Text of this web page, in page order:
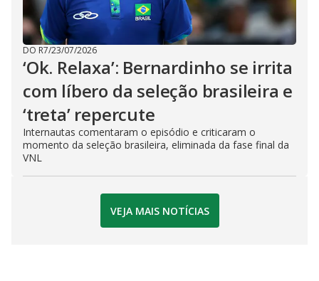
DO R7/23/07/2026
‘Ok. Relaxa’: Bernardinho se irrita
com líbero da seleção brasileira e
‘treta’ repercute
Internautas comentaram o episódio e criticaram o
momento da seleção brasileira, eliminada da fase final da
VNL
VEJA MAIS NOTÍCIAS